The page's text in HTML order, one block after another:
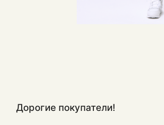
Дорогие покупатели!